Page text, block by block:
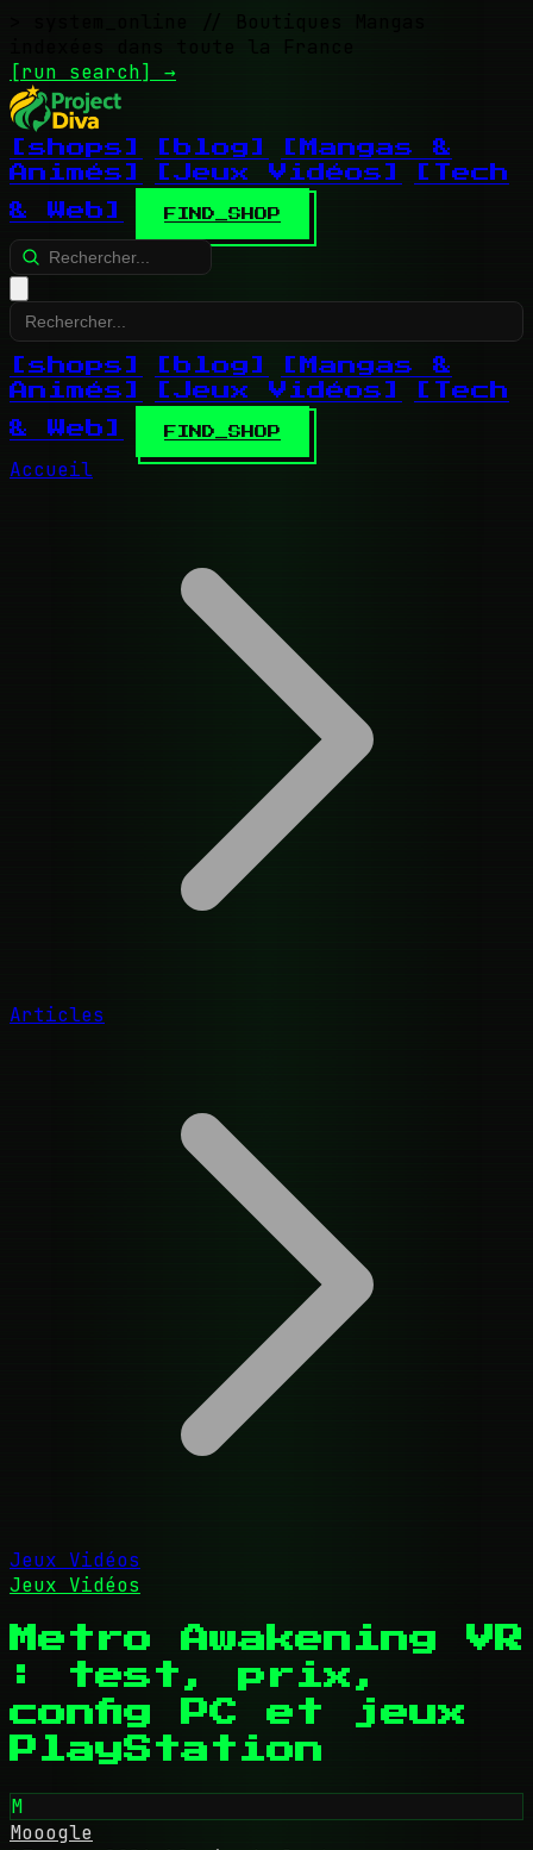
// Boutiques Mangas
indexées dans toute la France
[run search] →
[shops] [blog]
[Mangas &
Animés]
[Jeux Vidéos]
[Tech
& Web]
FIND_SHOP
[shops] [blog]
[Mangas &
Animés]
[Jeux Vidéos]
[Tech
& Web]
FIND_SHOP
Accueil
Articles
Jeux Vidéos
Jeux Vidéos
Metro Awakening VR
: test, prix,
config PC et jeux
PlayStation
M
Mooogle